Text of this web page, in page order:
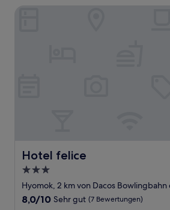
Hotel felice
Hotel felice
3.0-
Sterne-
Unterkunft
Hyomok, 2 km von Dacos
8.0
8,0/10 Sehr gut (7 Bewertungen)